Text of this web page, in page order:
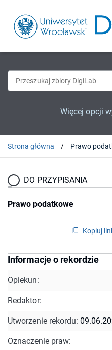
Więcej opcji
Strona główna Prawo
DO PRZYPISANIA
Prawo podatkowe
Kopiuj
Informacje o rekordzie
Opiekun:
Redaktor:
Utworzenie rekordu:
Oznaczenie praw: